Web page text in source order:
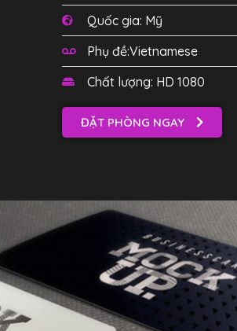
Quốc gia: Mỹ
Phụ đề:Vietnamese
Chất lượng: HD 1080
ĐẶT PHÒNG NGAY